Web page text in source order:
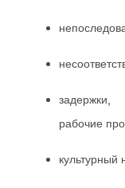
задержки,
рабочие
культурный